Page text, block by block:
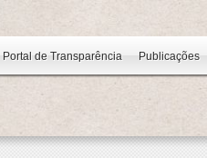
Portal de Transparência Publicações